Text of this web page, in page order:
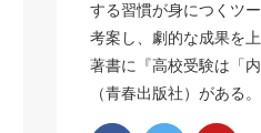
する習慣が身につくツ
考案し、劇的な成果を上
著書に『高校受験は「
（青春出版社）がある。